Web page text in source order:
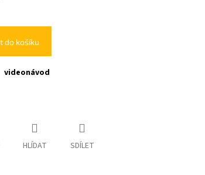
do košíku
videonávod
HLÍDAT SDÍLET